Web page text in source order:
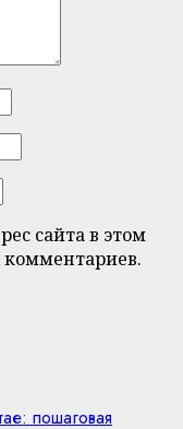
сайта в этом
пошаговая